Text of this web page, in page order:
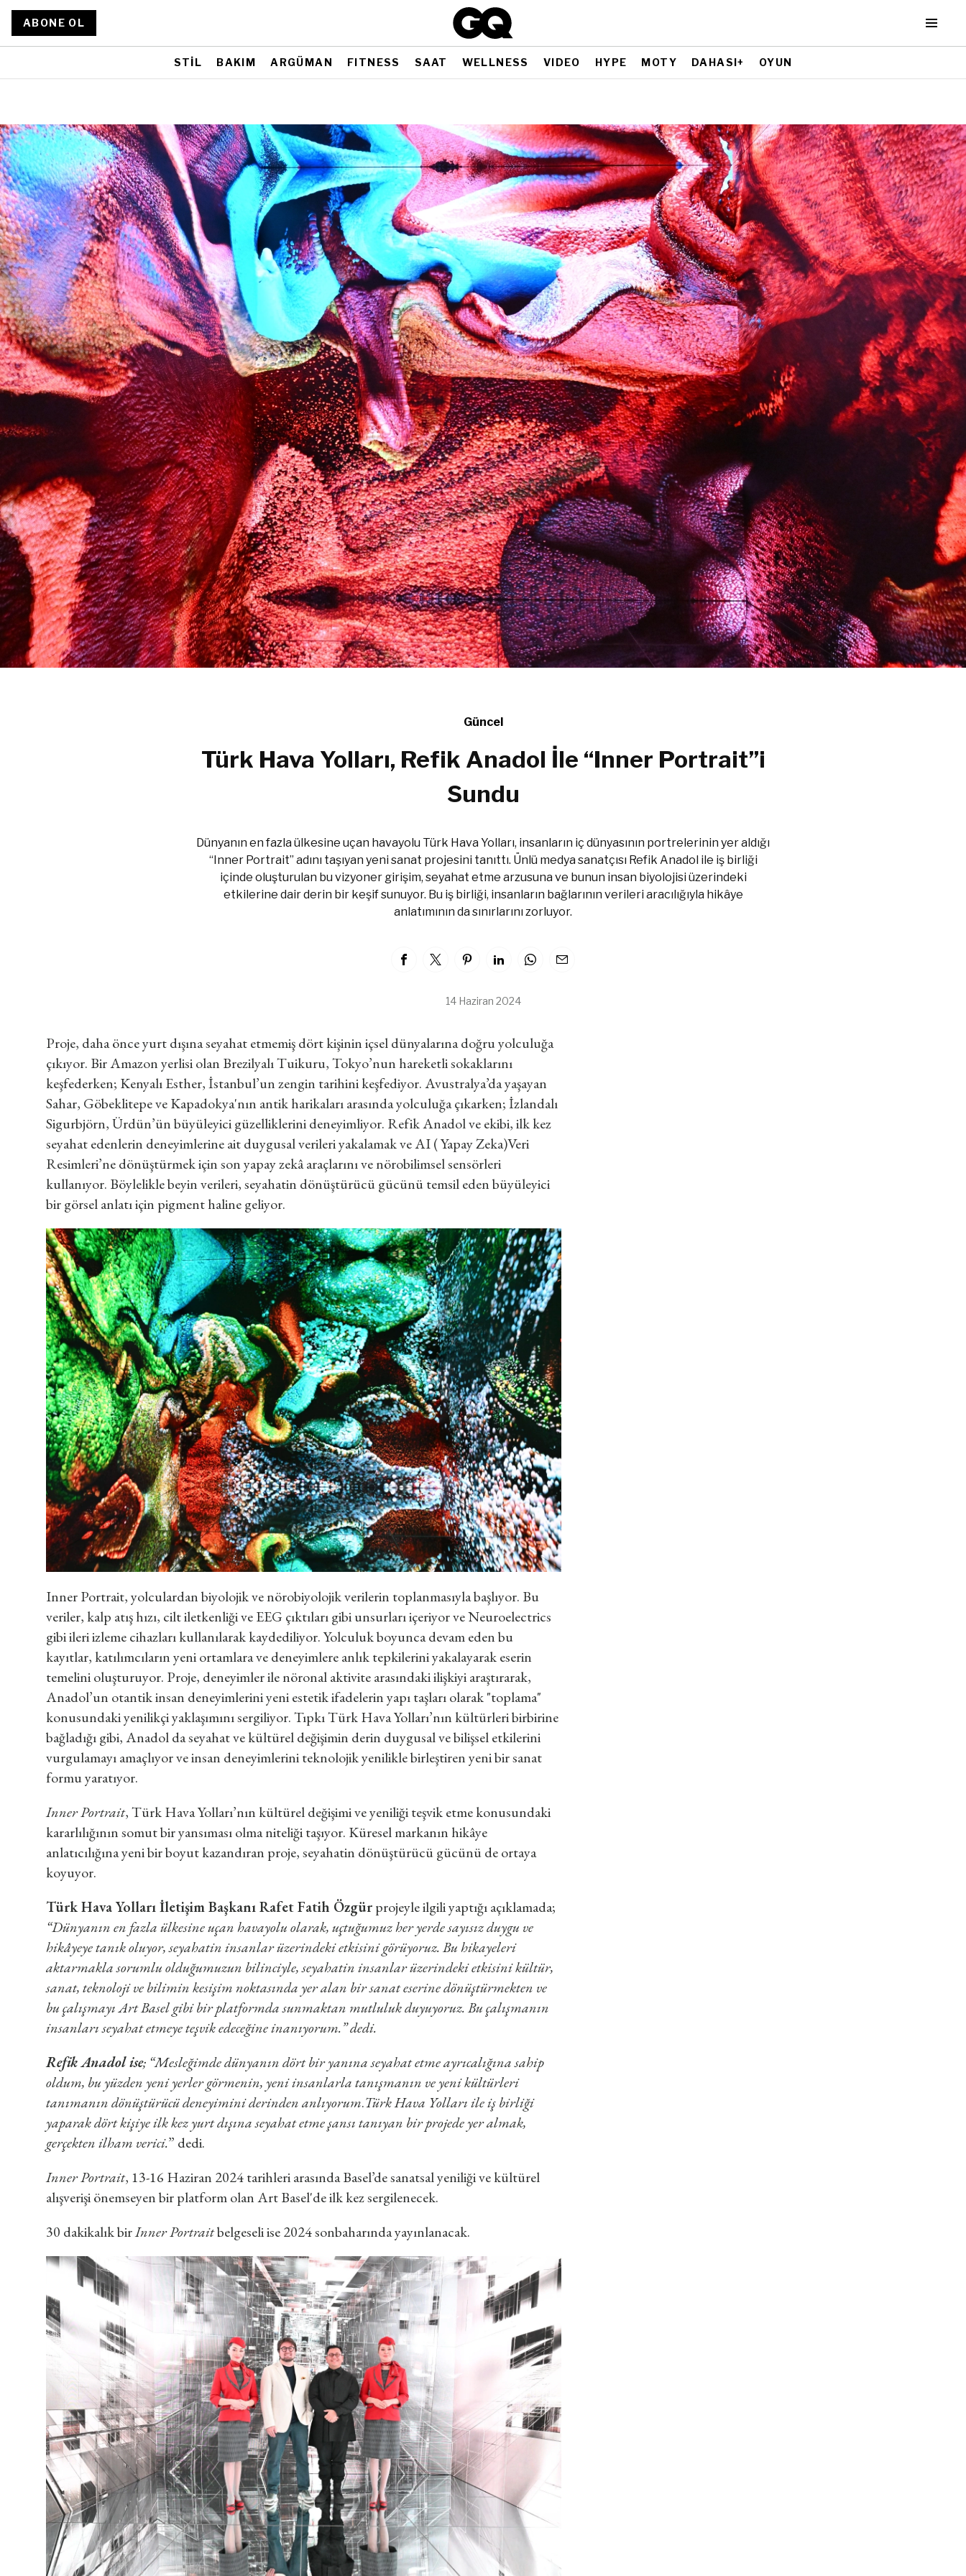
ABONE OL
STİL BAKIM ARGÜMAN FITNESS SAAT WELLNESS VIDEO HYPE MOTY DAHASI+ OYUN
Güncel
Türk Hava Yolları, Refik Anadol İle “Inner Portrait”i
Sundu
Dünyanın en fazla ülkesine uçan havayolu Türk Hava Yolları, insanların iç dünyasının portrelerinin yer aldığı
“Inner Portrait” adını taşıyan yeni sanat projesini tanıttı. Ünlü medya sanatçısı Refik Anadol ile iş birliği
içinde oluşturulan bu vizyoner girişim, seyahat etme arzusuna ve bunun insan biyolojisi üzerindeki
etkilerine dair derin bir keşif sunuyor. Bu iş birliği, insanların bağlarının verileri aracılığıyla hikâye
anlatımının da sınırlarını zorluyor.
14 Haziran 2024
Proje, daha önce yurt dışına seyahat etmemiş dört kişinin içsel dünyalarına doğru yolculuğa
çıkıyor. Bir Amazon yerlisi olan Brezilyalı Tuikuru, Tokyo’nun hareketli sokaklarını
keşfederken; Kenyalı Esther, İstanbul’un zengin tarihini keşfediyor. Avustralya’da yaşayan
Sahar, Göbeklitepe ve Kapadokya'nın antik harikaları arasında yolculuğa çıkarken; İzlandalı
Sigurbjörn, Ürdün’ün büyüleyici güzelliklerini deneyimliyor. Refik Anadol ve ekibi, ilk kez
seyahat edenlerin deneyimlerine ait duygusal verileri yakalamak ve AI ( Yapay Zeka)Veri
Resimleri’ne dönüştürmek için son yapay zekâ araçlarını ve nörobilimsel sensörleri
kullanıyor. Böylelikle beyin verileri, seyahatin dönüştürücü gücünü temsil eden büyüleyici
bir görsel anlatı için pigment haline geliyor.
Inner Portrait, yolculardan biyolojik ve nörobiyolojik verilerin toplanmasıyla başlıyor. Bu
veriler, kalp atış hızı, cilt iletkenliği ve EEG çıktıları gibi unsurları içeriyor ve Neuroelectrics
gibi ileri izleme cihazları kullanılarak kaydediliyor. Yolculuk boyunca devam eden bu
kayıtlar, katılımcıların yeni ortamlara ve deneyimlere anlık tepkilerini yakalayarak eserin
temelini oluşturuyor. Proje, deneyimler ile nöronal aktivite arasındaki ilişkiyi araştırarak,
Anadol’un otantik insan deneyimlerini yeni estetik ifadelerin yapı taşları olarak "toplama"
konusundaki yenilikçi yaklaşımını sergiliyor. Tıpkı Türk Hava Yolları’nın kültürleri birbirine
bağladığı gibi, Anadol da seyahat ve kültürel değişimin derin duygusal ve bilişsel etkilerini
vurgulamayı amaçlıyor ve insan deneyimlerini teknolojik yenilikle birleştiren yeni bir sanat
formu yaratıyor.
Inner Portrait, Türk Hava Yolları’nın kültürel değişimi ve yeniliği teşvik etme konusundaki
kararlılığının somut bir yansıması olma niteliği taşıyor. Küresel markanın hikâye
anlatıcılığına yeni bir boyut kazandıran proje, seyahatin dönüştürücü gücünü de ortaya
koyuyor.
Türk Hava Yolları İletişim Başkanı Rafet Fatih Özgürprojeyle ilgili yaptığı açıklamada;
“Dünyanın en fazla ülkesine uçan havayolu olarak, uçtuğumuz her yerde sayısız duygu ve
hikâyeye tanık oluyor, seyahatin insanlar üzerindeki etkisini görüyoruz. Bu hikayeleri
aktarmakla sorumlu olduğumuzun bilinciyle, seyahatin insanlar üzerindeki etkisini kültür,
sanat, teknoloji ve bilimin kesişim noktasında yer alan bir sanat eserine dönüştürmekten ve
bu çalışmayı Art Basel gibi bir platformda sunmaktan mutluluk duyuyoruz. Bu çalışmanın
insanları seyahat etmeye teşvik edeceğine inanıyorum.” dedi.
Refik Anadol ise; “Mesleğimde dünyanın dört bir yanına seyahat etme ayrıcalığına sahip
oldum, bu yüzden yeni yerler görmenin, yeni insanlarla tanışmanın ve yeni kültürleri
tanımanın dönüştürücü deneyimini derinden anlıyorum.Türk Hava Yolları ile iş birliği
yaparak dört kişiye ilk kez yurt dışına seyahat etme şansı tanıyan bir projede yer almak,
gerçekten ilham verici.” dedi.
Inner Portrait, 13-16 Haziran 2024 tarihleri arasında Basel’de sanatsal yeniliği ve kültürel
alışverişi önemseyen bir platform olan Art Basel'de ilk kez sergilenecek.
30 dakikalık birInner Portraitbelgeseli ise 2024 sonbaharında yayınlanacak.